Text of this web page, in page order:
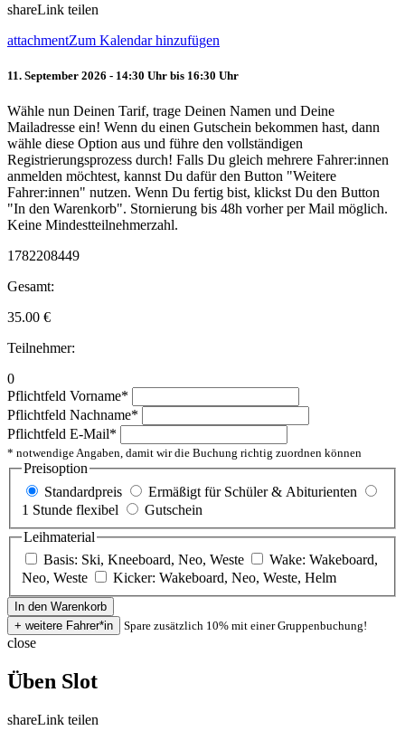
shareLink teilen
attachmentZum Kalendar hinzufügen
11. September 2026 - 14:30 Uhr bis 16:30 Uhr
Wähle nun Deinen Tarif, trage Deinen Namen und Deine
Mailadresse ein! Wenn du einen Gutschein bekommen hast, dann
wähle diese Option aus und führe den vollständigen
Registrierungsprozess durch! Falls Du gleich mehrere Fahrer:innen
anmelden möchtest, kannst Du dafür den Button "Weitere
Fahrer:innen" nutzen. Wenn Du fertig bist, klickst Du den Button
"In den Warenkorb". Stornierung bis 48h vorher per Mail möglich.
Keine Mindestteilnehmerzahl.
1782208449
Gesamt:
35.00 €
Teilnehmer:
0
Pflichtfeld Vorname*
Pflichtfeld Nachname*
Pflichtfeld E-Mail*
* notwendige Angaben, damit wir die Buchung richtig zuordnen können
Preisoption
Standardpreis
Ermäßigt für Schüler & Abiturienten
1 Stunde flexibel
Gutschein
Leihmaterial
Basis: Ski, Kneeboard, Neo, Weste
Wake: Wakeboard,
Neo, Weste
Kicker: Wakeboard, Neo, Weste, Helm
Spare zusätzlich 10% mit einer Gruppenbuchung!
close
Üben Slot
shareLink teilen